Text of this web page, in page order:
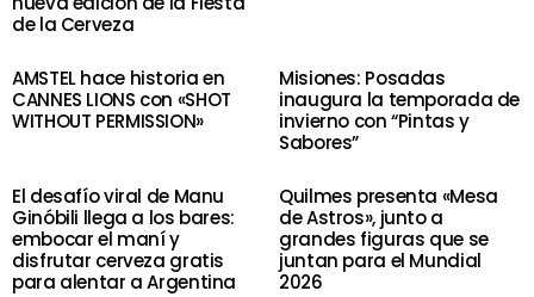
de la Cerveza
AMSTEL hace historia en
CANNES LIONS con «SHOT
WITHOUT PERMISSION»
Misiones: Posadas
inaugura la temporada de
invierno con “Pintas y
Sabores”
El desafío viral de Manu
Ginóbili llega a los bares:
embocar el maní y
disfrutar cerveza gratis
para alentar a Argentina
Quilmes presenta «Mesa
de Astros», junto a
grandes figuras que se
juntan para el Mundial
2026